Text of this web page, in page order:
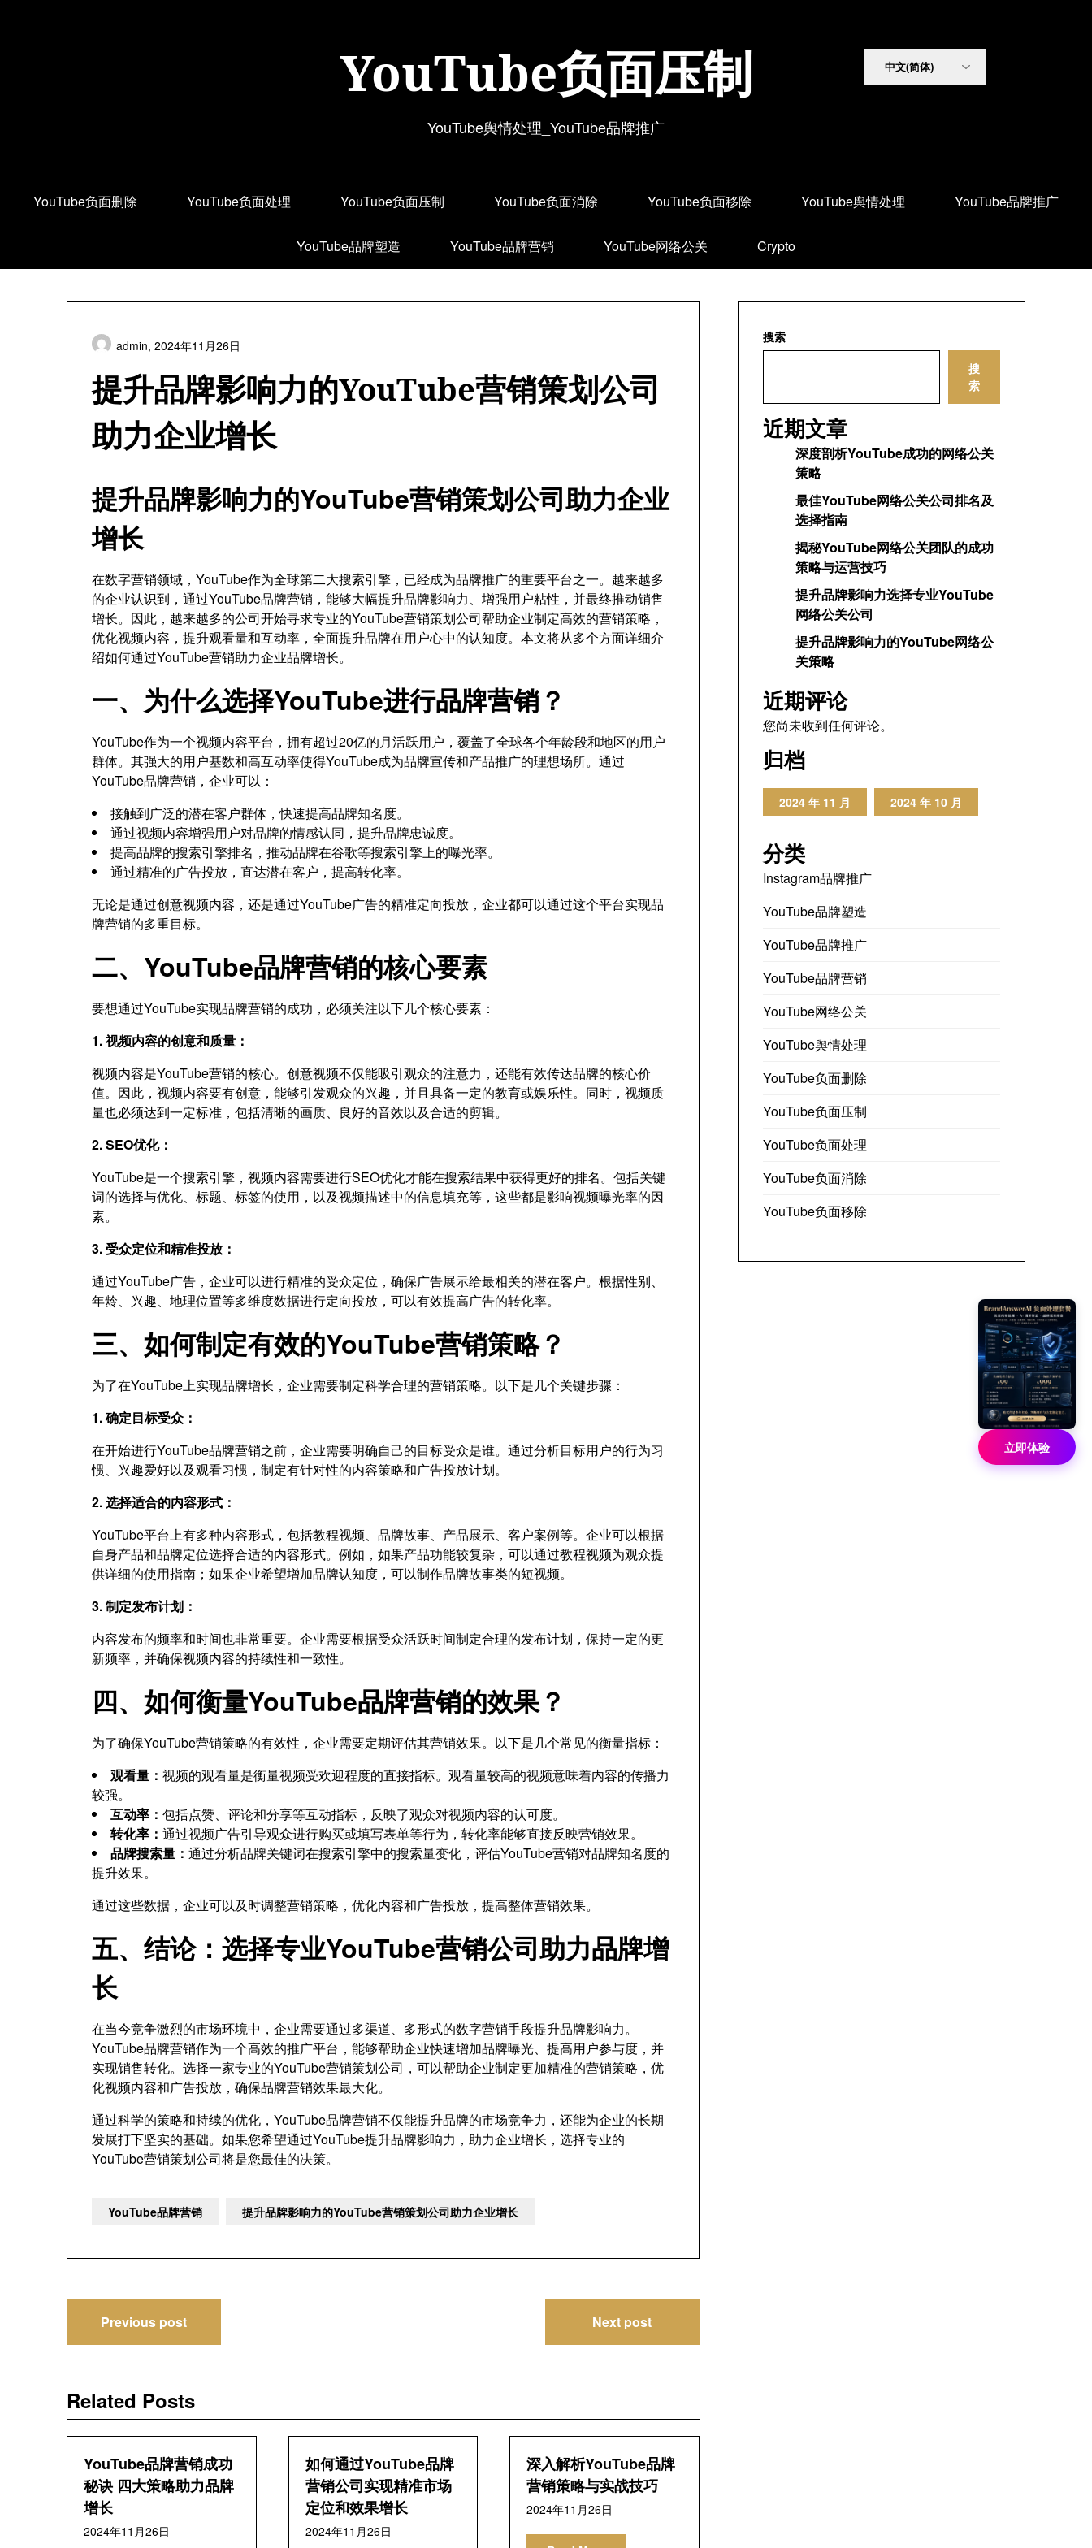
YouTube负面压制
YouTube舆情处理_YouTube品牌推广
YouTube负面删除 YouTube负面处理 YouTube负面压制 YouTube负面消除 YouTube负面移除 YouTube舆情处理 YouTube品牌推广
YouTube品牌塑造 YouTube品牌营销 YouTube网络公关 Crypto
提升品牌影响力的YouTube营销策划公司
助力企业增长
admin, 2024年11月26日
提升品牌影响力的YouTube营销策划公司助力企业
增长
在数字营销领域，YouTube作为全球第二大搜索引擎，已经成为品牌推广的重要平台之一。越来越多
的企业认识到，通过YouTube品牌营销，能够大幅提升品牌影响力、增强用户粘性，并最终推动销售
增长。因此，越来越多的公司开始寻求专业的YouTube营销策划公司帮助企业制定高效的营销策略，
优化视频内容，提升观看量和互动率，全面提升品牌在用户心中的认知度。本文将从多个方面详细介
绍如何通过YouTube营销助力企业品牌增长。
一、为什么选择YouTube进行品牌营销？
YouTube作为一个视频内容平台，拥有超过20亿的月活跃用户，覆盖了全球各个年龄段和地区的用户
群体。其强大的用户基数和高互动率使得YouTube成为品牌宣传和产品推广的理想场所。通过
YouTube品牌营销，企业可以：
接触到广泛的潜在客户群体，快速提高品牌知名度。
通过视频内容增强用户对品牌的情感认同，提升品牌忠诚度。
提高品牌的搜索引擎排名，推动品牌在谷歌等搜索引擎上的曝光率。
通过精准的广告投放，直达潜在客户，提高转化率。
无论是通过创意视频内容，还是通过YouTube广告的精准定向投放，企业都可以通过这个平台实现品
牌营销的多重目标。
二、YouTube品牌营销的核心要素
要想通过YouTube实现品牌营销的成功，必须关注以下几个核心要素：
1. 视频内容的创意和质量：
视频内容是YouTube营销的核心。创意视频不仅能吸引观众的注意力，还能有效传达品牌的核心价
值。因此，视频内容要有创意，能够引发观众的兴趣，并且具备一定的教育或娱乐性。同时，视频质
量也必须达到一定标准，包括清晰的画质、良好的音效以及合适的剪辑。
2. SEO优化：
YouTube是一个搜索引擎，视频内容需要进行SEO优化才能在搜索结果中获得更好的排名。包括关键
词的选择与优化、标题、标签的使用，以及视频描述中的信息填充等，这些都是影响视频曝光率的因
素。
3. 受众定位和精准投放：
通过YouTube广告，企业可以进行精准的受众定位，确保广告展示给最相关的潜在客户。根据性别、
年龄、兴趣、地理位置等多维度数据进行定向投放，可以有效提高广告的转化率。
三、如何制定有效的YouTube营销策略？
为了在YouTube上实现品牌增长，企业需要制定科学合理的营销策略。以下是几个关键步骤：
1. 确定目标受众：
在开始进行YouTube品牌营销之前，企业需要明确自己的目标受众是谁。通过分析目标用户的行为习
惯、兴趣爱好以及观看习惯，制定有针对性的内容策略和广告投放计划。
2. 选择适合的内容形式：
YouTube平台上有多种内容形式，包括教程视频、品牌故事、产品展示、客户案例等。企业可以根据
自身产品和品牌定位选择合适的内容形式。例如，如果产品功能较复杂，可以通过教程视频为观众提
供详细的使用指南；如果企业希望增加品牌认知度，可以制作品牌故事类的短视频。
3. 制定发布计划：
内容发布的频率和时间也非常重要。企业需要根据受众活跃时间制定合理的发布计划，保持一定的更
新频率，并确保视频内容的持续性和一致性。
四、如何衡量YouTube品牌营销的效果？
为了确保YouTube营销策略的有效性，企业需要定期评估其营销效果。以下是几个常见的衡量指标：
观看量： 视频的观看量是衡量视频受欢迎程度的直接指标。观看量较高的视频意味着内容的传播力
较强。
互动率： 包括点赞、评论和分享等互动指标，反映了观众对视频内容的认可度。
转化率： 通过视频广告引导观众进行购买或填写表单等行为，转化率能够直接反映营销效果。
品牌搜索量： 通过分析品牌关键词在搜索引擎中的搜索量变化，评估YouTube营销对品牌知名度的
提升效果。
通过这些数据，企业可以及时调整营销策略，优化内容和广告投放，提高整体营销效果。
五、结论：选择专业YouTube营销公司助力品牌增
长
在当今竞争激烈的市场环境中，企业需要通过多渠道、多形式的数字营销手段提升品牌影响力。
YouTube品牌营销作为一个高效的推广平台，能够帮助企业快速增加品牌曝光、提高用户参与度，并
实现销售转化。选择一家专业的YouTube营销策划公司，可以帮助企业制定更加精准的营销策略，优
化视频内容和广告投放，确保品牌营销效果最大化。
通过科学的策略和持续的优化，YouTube品牌营销不仅能提升品牌的市场竞争力，还能为企业的长期
发展打下坚实的基础。如果您希望通过YouTube提升品牌影响力，助力企业增长，选择专业的
YouTube营销策划公司将是您最佳的决策。
YouTube品牌营销 提升品牌影响力的YouTube营销策划公司助力企业增长
章
导
航
Previous post Next post
Related Posts
YouTube品牌营销成功
秘诀 四大策略助力品牌
增长
2024年11月26日
如何通过YouTube品牌
营销公司实现精准市场
定位和效果增长
2024年11月26日
深入解析YouTube品牌
营销策略与实战技巧
2024年11月26日
搜索
搜
索
近期文章
深度剖析YouTube成功的网络公关
策略
最佳YouTube网络公关公司排名及
选择指南
揭秘YouTube网络公关团队的成功
策略与运营技巧
提升品牌影响力选择专业YouTube
网络公关公司
提升品牌影响力的YouTube网络公
关策略
近期评论
您尚未收到任何评论。
归档
2024 年 11 月 2024 年 10 月
分类
Instagram品牌推广
YouTube品牌塑造
YouTube品牌推广
YouTube品牌营销
YouTube网络公关
YouTube舆情处理
YouTube负面删除
YouTube负面压制
YouTube负面处理
YouTube负面消除
YouTube负面移除
立即体验